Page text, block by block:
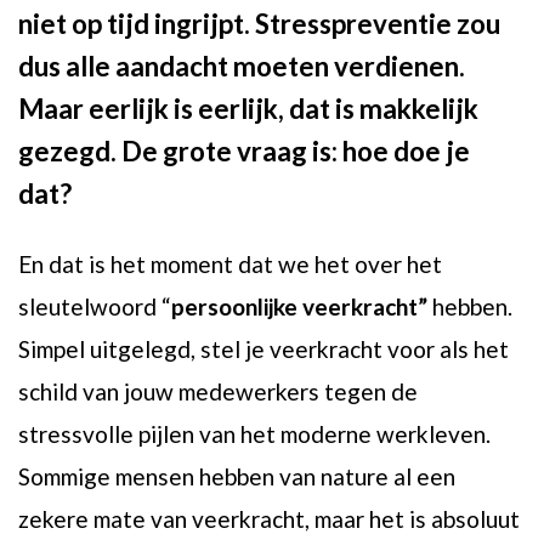
niet op tijd ingrijpt. Stresspreventie zou
dus alle aandacht moeten verdienen.
Maar eerlijk is eerlijk, dat is makkelijk
gezegd. De grote vraag is: hoe doe je
dat?
En dat is het moment dat we het over het
sleutelwoord “persoonlijke veerkracht” hebben.
Simpel uitgelegd, stel je veerkracht voor als het
schild van jouw medewerkers tegen de
stressvolle pijlen van het moderne werkleven.
Sommige mensen hebben van nature al een
zekere mate van veerkracht, maar het is absoluut